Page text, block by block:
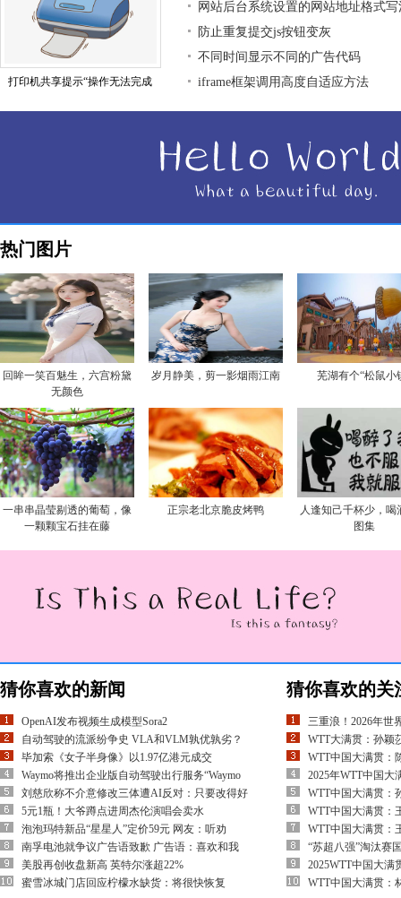
打印机共享提示“操作无法完成
网站后台系统设置的网站地址格式写
防止重复提交js按钮变灰
不同时间显示不同的广告代码
iframe框架调用高度自适应方法
热门图片
回眸一笑百魅生，六宫粉黛
无颜色
岁月静美，剪一影烟雨江南 芜湖有个“松鼠小
一串串晶莹剔透的葡萄，像
一颗颗宝石挂在藤
正宗老北京脆皮烤鸭
人逢知己千杯少，喝
图集
猜你喜欢的新闻
OpenAI发布视频生成模型Sora2
自动驾驶的流派纷争史 VLA和VLM孰优孰劣？
毕加索《女子半身像》以1.97亿港元成交
Waymo将推出企业版自动驾驶出行服务“Waymo
刘慈欣称不介意修改三体遭AI反对：只要改得好
5元1瓶！大爷蹲点进周杰伦演唱会卖水
泡泡玛特新品“星星人”定价59元 网友：听劝
南孚电池就争议广告语致歉 广告语：喜欢和我
美股再创收盘新高 英特尔涨超22%
蜜雪冰城门店回应柠檬水缺货：将很快恢复
猜你喜欢的关
三重浪！2026年世
WTT大满贯：孙颖
WTT中国大满贯：
2025年WTT中国大
WTT中国大满贯：
WTT中国大满贯：
WTT中国大满贯：
“苏超八强”淘汰赛
2025WTT中国大满
WTT中国大满贯：